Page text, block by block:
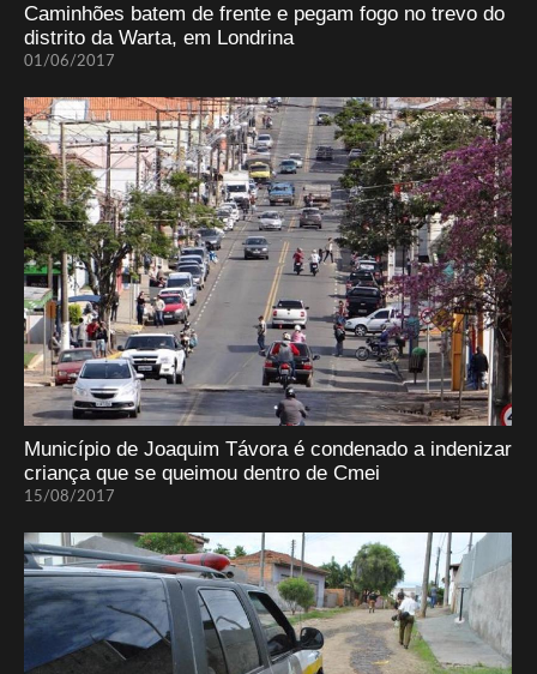
Caminhões batem de frente e pegam fogo no trevo do
distrito da Warta, em Londrina
01/06/2017
Município de Joaquim Távora é condenado a indenizar
criança que se queimou dentro de Cmei
15/08/2017